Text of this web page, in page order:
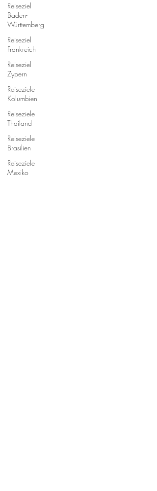
Reiseziel
Baden-
Württemberg
Reiseziel
Frankreich
Reiseziel
Zypern
Reiseziele
Kolumbien
Reiseziele
Thailand
Reiseziele
Brasilien
Reiseziele
Mexiko